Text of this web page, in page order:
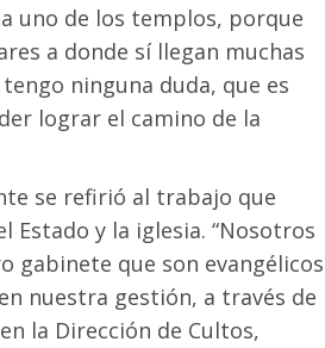
uno de los templos, porque
a donde sí llegan muchas
ninguna duda, que es
lograr el camino de la
se refirió al trabajo que
Estado y la iglesia. “Nosotros
gabinete que son evangélicos
nuestra gestión, a través de
la Dirección de Cultos,